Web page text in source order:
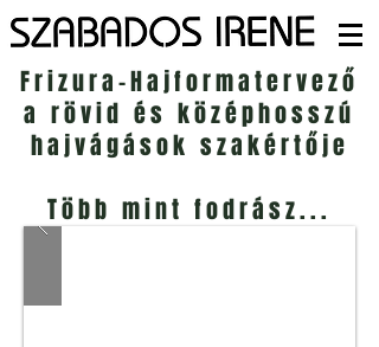
Frizura-Hajformatervező
a rövid és középhosszú
hajvágások szakértője
Több mint fodrász...